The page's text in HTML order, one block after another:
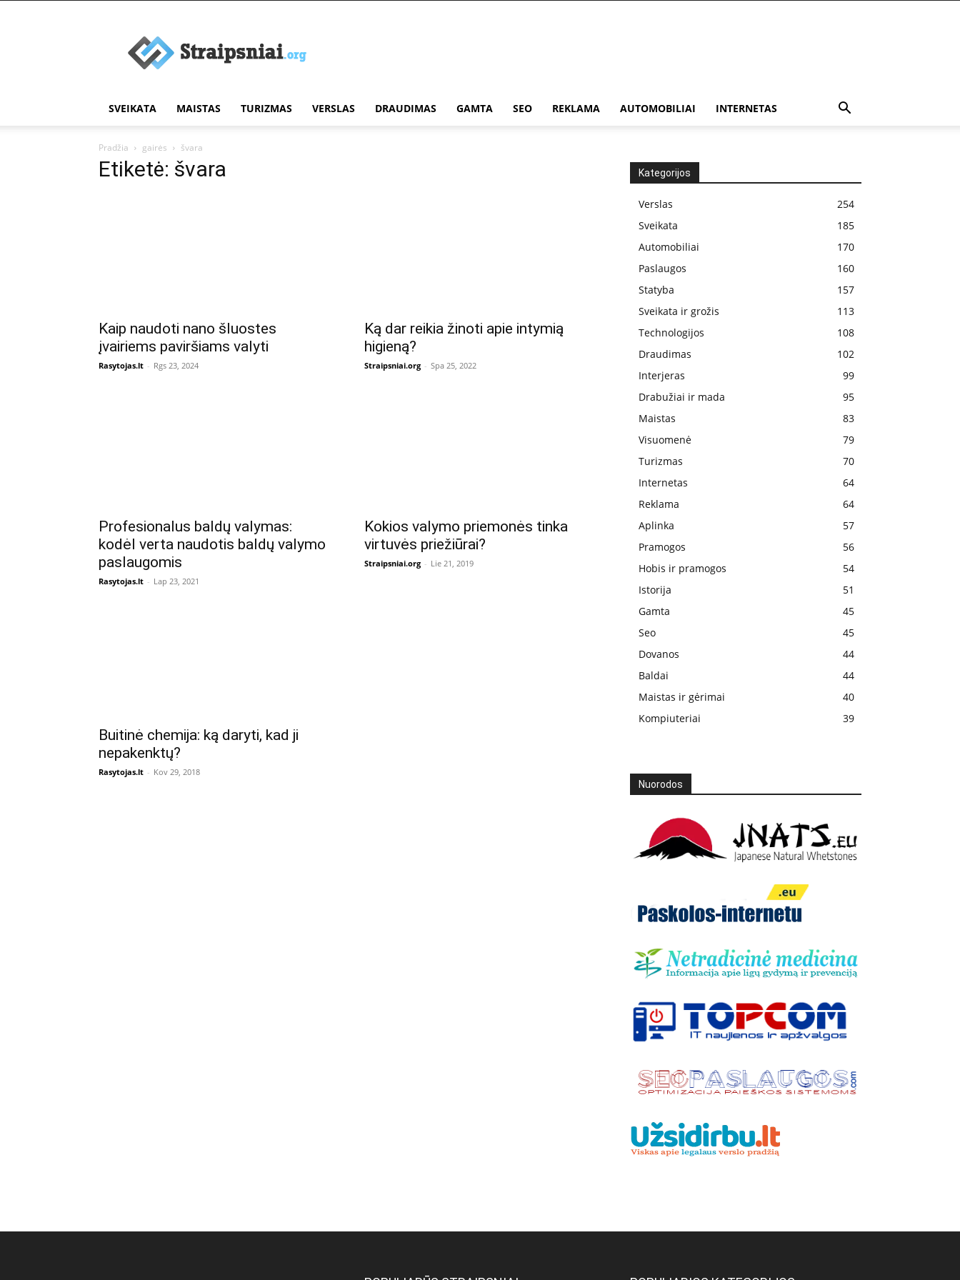
straipsniai
SVEIKATA MAISTAS TURIZMAS VERSLAS DRAUDIMAS GAMTA SEO REKLAMA AUTOMOBILIAI INTERNETAS
Pradžia gairės švara
Etiketė: švara
Kaip naudoti nano šluostes
įvairiems paviršiams valyti
Rasytojas.lt - Rgs 23, 2024
Ką dar reikia žinoti apie intymią
higieną?
Straipsniai.org - Spa 25, 2022
Profesionalus baldų valymas:
kodėl verta naudotis baldų valymo
paslaugomis
Rasytojas.lt - Lap 23, 2021
Kokios valymo priemonės tinka
virtuvės priežiūrai?
Straipsniai.org - Lie 21, 2019
Buitinė chemija: ką daryti, kad ji
nepakenktų?
Rasytojas.lt - Kov 29, 2018
Kategorijos
Verslas
254
Sveikata
185
Automobiliai
170
Paslaugos
160
Statyba
157
Sveikata ir grožis
113
Technologijos
108
Draudimas
102
Interjeras
99
Drabužiai ir mada
95
Maistas
83
Visuomenė
79
Turizmas
70
Internetas
64
Reklama
64
Aplinka
57
Pramogos
56
Hobis ir pramogos
54
Istorija
51
Gamta
45
Seo
45
Dovanos
44
Baldai
44
Maistas ir gėrimai
40
Kompiuteriai
39
Nuorodos